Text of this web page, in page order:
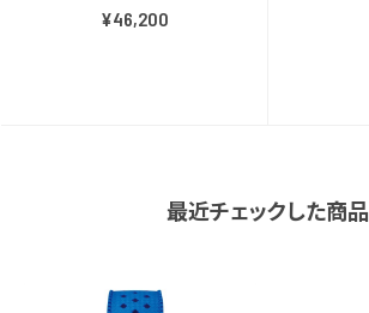
¥46,200
最近チェックした商品